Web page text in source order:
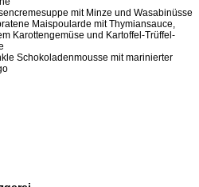
mit Minze und Wasabinüsse
Maispoularde mit Thymiansauce,
Karottengemüse und Kartoffel-Trüffel-
Schokoladenmousse mit marinierter